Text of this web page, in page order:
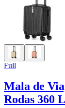
Full
Mala de
Rodas 360